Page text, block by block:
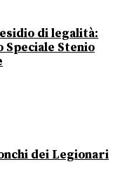
di legalità:
Speciale Stenio
dei Legionari